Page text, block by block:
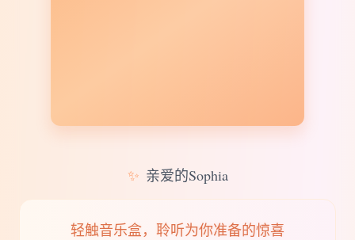
✨ 亲爱的Sophia
轻触音乐盒，聆听为你准备的惊喜